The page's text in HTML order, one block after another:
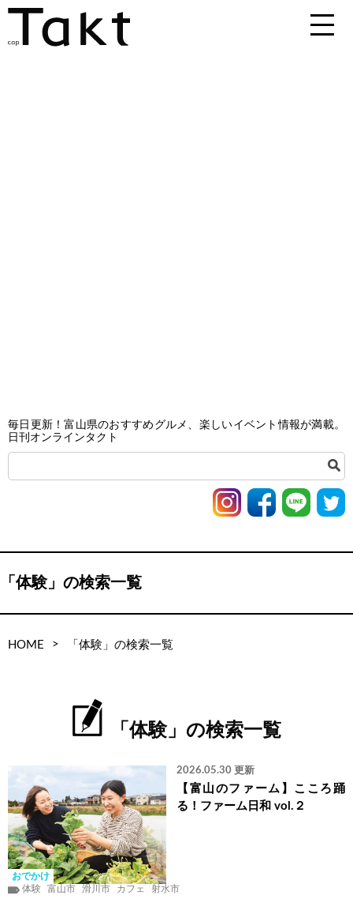
毎日更新！富山県のおすすめグルメ、楽しいイベント情報が満載。
日刊オンラインタクト
「体験」の検索一覧
HOME > 「体験」の検索一覧
「体験」の検索一覧
おでかけ
2026.05.30 更新
【富山のファーム】こころ踊
る！ファーム日和 vol.２
体験 富山市 滑川市 カフェ 射水市